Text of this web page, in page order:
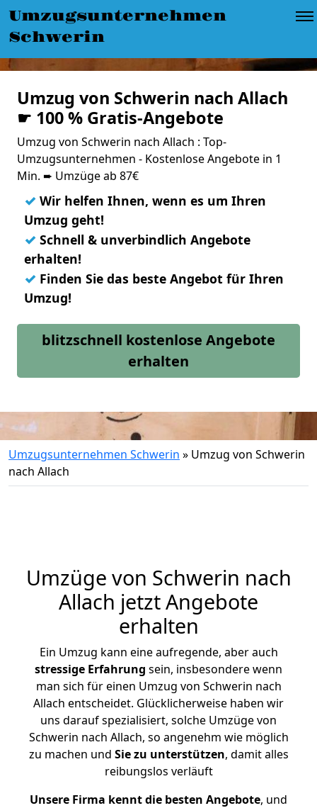
Umzugsunternehmen
Schwerin
Umzug von Schwerin nach Allach
☛ 100 % Gratis-Angebote
Umzug von Schwerin nach Allach : Top-
Umzugsunternehmen - Kostenlose Angebote in 1
Min. ➨ Umzüge ab 87€
✓ Wir helfen Ihnen, wenn es um Ihren
Umzug geht!
✓ Schnell & unverbindlich Angebote
erhalten!
✓ Finden Sie das beste Angebot für Ihren
Umzug!
blitzschnell kostenlose Angebote
erhalten
Umzugsunternehmen Schwerin » Umzug von Schwerin
nach Allach
Umzüge von Schwerin nach
Allach jetzt Angebote
erhalten
Ein Umzug kann eine aufregende, aber auch
stressige Erfahrung sein, insbesondere wenn
man sich für einen Umzug von Schwerin nach
Allach entscheidet. Glücklicherweise haben wir
uns darauf spezialisiert, solche Umzüge von
Schwerin nach Allach, so angenehm wie möglich
zu machen und Sie zu unterstützen, damit alles
reibungslos verläuft
Unsere Firma kennt die besten Angebote, und